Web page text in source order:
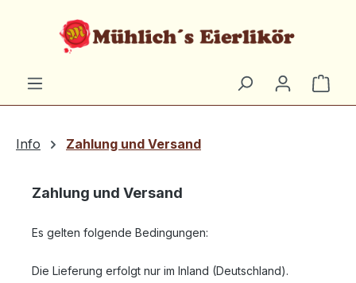
Zum Hauptinhalt springen
Info Zahlung und Versand
Zahlung und Versand
Es gelten folgende Bedingungen:
Die Lieferung erfolgt nur im Inland (Deutschland).